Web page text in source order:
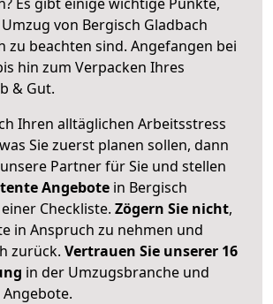
von Bergisch Gladbach
zu beachten sind. Angefangen bei
hin zum Verpacken Ihres
& Gut.
Ihren alltäglichen Arbeitsstress
Sie zuerst planen sollen, dann
Partner für Sie und stellen
Angebote in Bergisch
Checkliste. Zögern Sie nicht,
in Anspruch zu nehmen und
zurück. Vertrauen Sie unserer 16
in der Umzugsbranche und
Angebote.